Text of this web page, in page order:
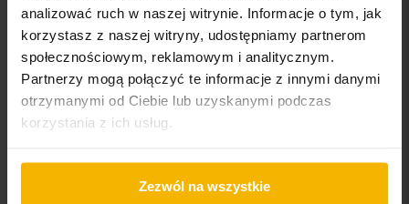
analizować ruch w naszej witrynie. Informacje o tym, jak
korzystasz z naszej witryny, udostępniamy partnerom
społecznościowym, reklamowym i analitycznym.
Partnerzy mogą połączyć te informacje z innymi danymi
otrzymanymi od Ciebie lub uzyskanymi podczas
korzystania z ich usług.
Zezwól na wszystkie
Marki samochodów
Alfa Romeo
Aston Martin
Hyundai
Jeep
Peugeot